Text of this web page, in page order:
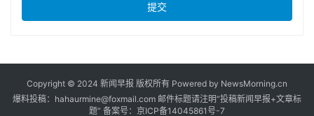
提交
Copyright © 2024 新闻早报 版权所有 Powered by NewsMorning.cn
爆料投稿：hahaurmine@foxmail.com 邮件标题请注明“投稿新闻早报+文章标
题” 备案号：京ICP备14045861号-7